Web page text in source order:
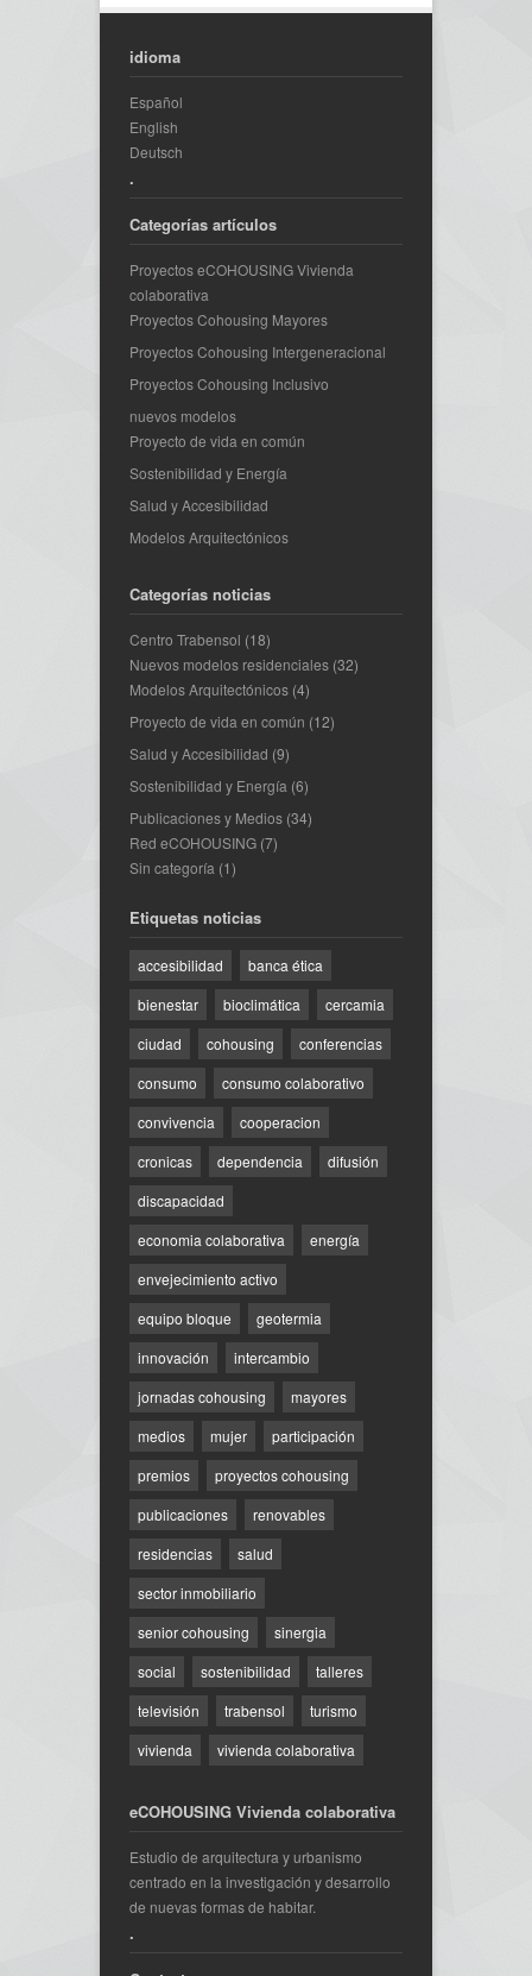
idioma
Español
English
Deutsch
.
Categorías artículos
Proyectos eCOHOUSING Vivienda
colaborativa
Proyectos Cohousing Mayores
Proyectos Cohousing Intergeneracional
Proyectos Cohousing Inclusivo
nuevos modelos
Proyecto de vida en común
Sostenibilidad y Energía
Salud y Accesibilidad
Modelos Arquitectónicos
Categorías noticias
Centro Trabensol (18)
Nuevos modelos residenciales (32)
Modelos Arquitectónicos (4)
Proyecto de vida en común (12)
Salud y Accesibilidad (9)
Sostenibilidad y Energía (6)
Publicaciones y Medios (34)
Red eCOHOUSING (7)
Sin categoría (1)
Etiquetas noticias
accesibilidad
banca ética
bienestar
bioclimática
cercamia
ciudad
cohousing
conferencias
consumo
consumo colaborativo
convivencia
cooperacion
cronicas
dependencia
difusión
discapacidad
economia colaborativa
energía
envejecimiento activo
equipo bloque
geotermia
innovación
intercambio
jornadas cohousing
mayores
medios
mujer
participación
premios
proyectos cohousing
publicaciones
renovables
residencias
salud
sector inmobiliario
senior cohousing
sinergia
social
sostenibilidad
talleres
televisión
trabensol
turismo
vivienda
vivienda colaborativa
eCOHOUSING Vivienda colaborativa
Estudio de arquitectura y urbanismo
centrado en la investigación y desarrollo
de nuevas formas de habitar.
.